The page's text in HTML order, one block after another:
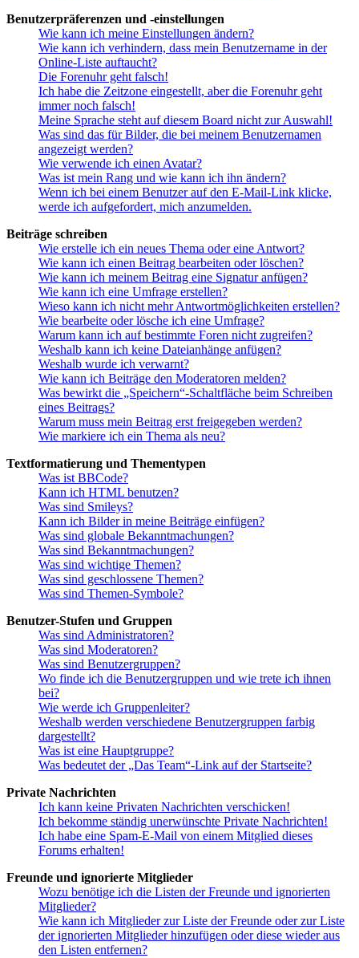
Benutzerpräferenzen und -einstellungen
Wie kann ich meine Einstellungen ändern?
Wie kann ich verhindern, dass mein Benutzername in der
Online-Liste auftaucht?
Die Forenuhr geht falsch!
Ich habe die Zeitzone eingestellt, aber die Forenuhr geht
immer noch falsch!
Meine Sprache steht auf diesem Board nicht zur Auswahl!
Was sind das für Bilder, die bei meinem Benutzernamen
angezeigt werden?
Wie verwende ich einen Avatar?
Was ist mein Rang und wie kann ich ihn ändern?
Wenn ich bei einem Benutzer auf den E-Mail-Link klicke,
werde ich aufgefordert, mich anzumelden.
Beiträge schreiben
Wie erstelle ich ein neues Thema oder eine Antwort?
Wie kann ich einen Beitrag bearbeiten oder löschen?
Wie kann ich meinem Beitrag eine Signatur anfügen?
Wie kann ich eine Umfrage erstellen?
Wieso kann ich nicht mehr Antwortmöglichkeiten erstellen?
Wie bearbeite oder lösche ich eine Umfrage?
Warum kann ich auf bestimmte Foren nicht zugreifen?
Weshalb kann ich keine Dateianhänge anfügen?
Weshalb wurde ich verwarnt?
Wie kann ich Beiträge den Moderatoren melden?
Was bewirkt die „Speichern“-Schaltfläche beim Schreiben
eines Beitrags?
Warum muss mein Beitrag erst freigegeben werden?
Wie markiere ich ein Thema als neu?
Textformatierung und Thementypen
Was ist BBCode?
Kann ich HTML benutzen?
Was sind Smileys?
Kann ich Bilder in meine Beiträge einfügen?
Was sind globale Bekanntmachungen?
Was sind Bekanntmachungen?
Was sind wichtige Themen?
Was sind geschlossene Themen?
Was sind Themen-Symbole?
Benutzer-Stufen und Gruppen
Was sind Administratoren?
Was sind Moderatoren?
Was sind Benutzergruppen?
Wo finde ich die Benutzergruppen und wie trete ich ihnen
bei?
Wie werde ich Gruppenleiter?
Weshalb werden verschiedene Benutzergruppen farbig
dargestellt?
Was ist eine Hauptgruppe?
Was bedeutet der „Das Team“-Link auf der Startseite?
Private Nachrichten
Ich kann keine Privaten Nachrichten verschicken!
Ich bekomme ständig unerwünschte Private Nachrichten!
Ich habe eine Spam-E-Mail von einem Mitglied dieses
Forums erhalten!
Freunde und ignorierte Mitglieder
Wozu benötige ich die Listen der Freunde und ignorierten
Mitglieder?
Wie kann ich Mitglieder zur Liste der Freunde oder zur Liste
der ignorierten Mitglieder hinzufügen oder diese wieder aus
den Listen entfernen?